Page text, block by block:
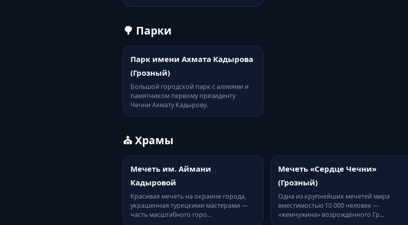
🌳 Парки
Парк имени Ахмата Кадырова
(Грозный)
Большой городской парк с аллеями и
памятником первому президенту
Чечни Ахмату Кадырову.
⛪ Храмы
Мечеть им. Аймани
Кадыровой
Красивая мечеть на окраине города,
украшенная турецкими мастерами —
часть масштабного горо…
Мечеть «Сердце Чечни»
(Грозный)
Одна из крупнейших мечетей мира
вместимостью 10 000 человек —
«жемчужина» возрождённого Гр…